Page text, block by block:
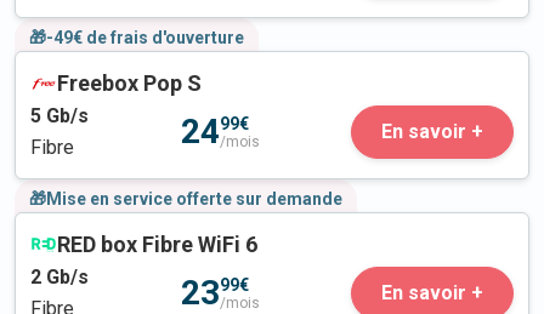
🎁-49€ de frais d'ouverture
Freebox Pop S
5 Gb/s
Fibre
2499€
/mois En savoir +
🎁Mise en service offerte sur demande
RED box Fibre WiFi 6
2 Gb/s
Fibre
2399€
/mois En savoir +